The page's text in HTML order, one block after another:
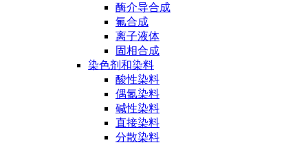
酶介导合成
氟合成
离子液体
固相合成
染色剂和染料
酸性染料
偶氮染料
碱性染料
直接染料
分散染料